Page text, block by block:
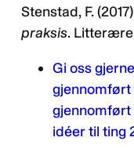
Stenstad, F.
praksis. Litterære
Gi oss
gjennomført
gjennomført
idéer til ting